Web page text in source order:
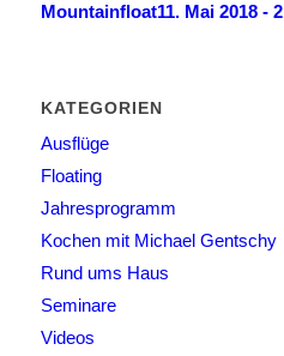
Mountainfloat11. Mai 2018 -
KATEGORIEN
Ausflüge
Floating
Jahresprogramm
Kochen mit Michael Gentschy
Rund ums Haus
Seminare
Videos